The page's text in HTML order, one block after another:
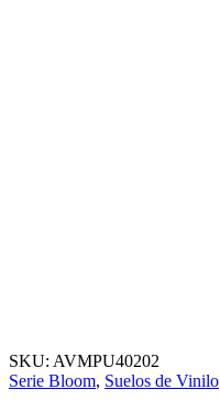
SKU: AVMPU40202
Serie Bloom, Suelos de Vinilo